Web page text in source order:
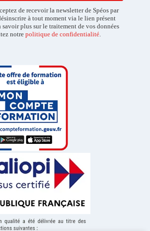
de recevoir la newsletter de Spéos par
à tout moment via le lien présent
savoir plus sur le traitement de vos données
notre politique de confidentialité.